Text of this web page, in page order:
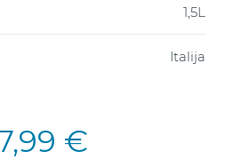
1,5L
Italija
€